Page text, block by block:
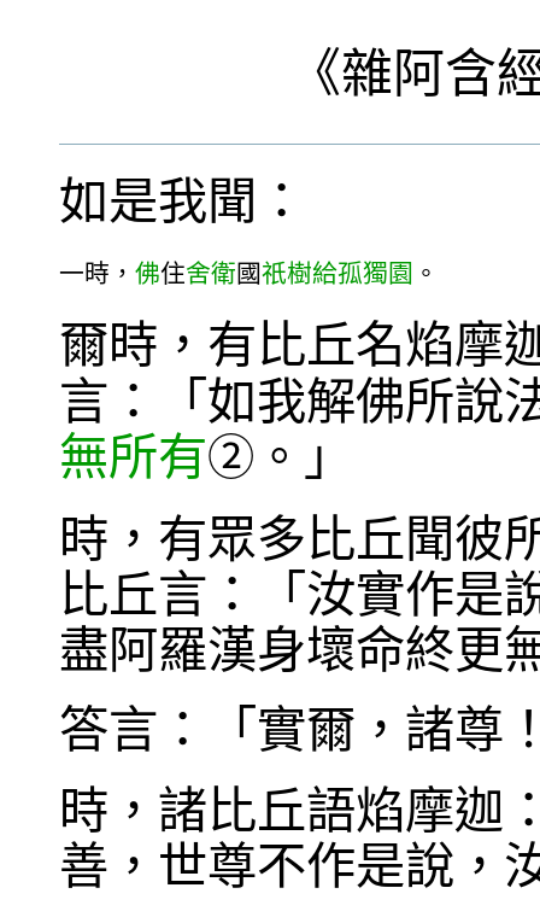
《雜阿含
如是我聞：
一時， 佛住舍衛國祇樹給孤獨園 。
爾時，有比丘名焰摩
言：「如我解佛所說
無所有② 。」
時，有眾多比丘聞彼
比丘言：「汝實作是
盡阿羅漢身壞命終更
答言：「實爾，諸尊
時，諸比丘語焰摩迦
善，世尊不作是說，